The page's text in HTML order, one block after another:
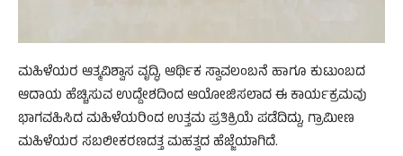
ಮಹಿಳೆಯರ ಆತ್ಮವಿಶ್ವಾಸ ವೃದ್ಧಿ, ಆರ್ಥಿಕ ಸ್ವಾವಲಂಬನೆ ಹಾಗೂ ಕುಟುಂಬದ
ಆದಾಯ ಹೆಚ್ಚಿಸುವ ಉದ್ದೇಶದಿಂದ ಆಯೋಜಿಸಲಾದ ಈ ಕಾರ್ಯಕ್ರಮವು
ಭಾಗವಹಿಸಿದ ಮಹಿಳೆಯರಿಂದ ಉತ್ತಮ ಪ್ರತಿಕ್ರಿಯೆ ಪಡೆದಿದ್ದು, ಗ್ರಾಮೀಣ
ಮಹಿಳೆಯರ ಸಬಲೀಕರಣದತ್ತ ಮಹತ್ವದ ಹೆಜ್ಜೆಯಾಗಿದೆ.